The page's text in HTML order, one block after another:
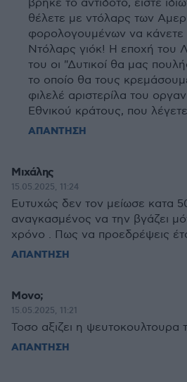
βρήκε το αντίδοτο, είστε
θέλετε με ντόλαρς των
φορολογουμένων να
Ντόλαρς γιόκ! Η εποχή του
του οι "Δυτικοί θα μας
το οποίο θα τους
φιλελέ αριστερίλα του
Εθνικού κράτους, που
ΑΠΑΝΤΗΣΗ
Μιχάλης
15.05.2025, 11:24
Ευτυχώς δεν τον μείωσε κατα
αναγκασμένος να την βγάζει
χρόνο . Πως να προεδρέψεις
ΑΠΑΝΤΗΣΗ
Μονο;
15.05.2025, 11:21
Τοσο αξιζει η ψευτοκουλτουρα
ΑΠΑΝΤΗΣΗ